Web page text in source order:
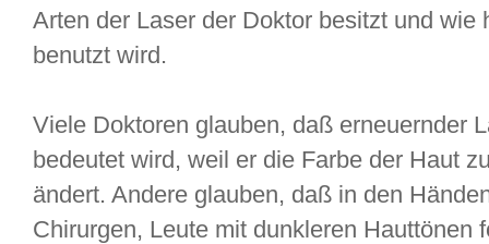
Arten der Laser der Doktor besitzt und wie
benutzt wird.
Viele Doktoren glauben, daß erneuernder
bedeutet wird, weil er die Farbe der Haut
ändert. Andere glauben, daß in den
Chirurgen, Leute mit dunkleren Hauttönen